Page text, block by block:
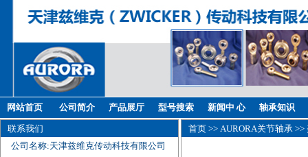
网站首页 公司简介 产品展厅 型号搜索 新闻中 心 轴承知识
联系我们
公司名称:天津兹维克传动科技有限公司
首页 >> AURORA关节轴承 >>